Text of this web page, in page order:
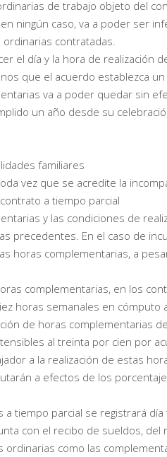
de trabajo objeto del
ningún caso, va a poder ser
contratadas.
el día y la hora de realización
que el acuerdo establezca
va a poder quedar sin
un año desde su
familiares
vez que se acredite la
a tiempo parcial
y las condiciones de
precedentes. En el caso de
horas complementarias, a
complementarias, en los
horas semanales en
de horas complementarias
al treinta por cien por
a la realización de estas
a efectos de los
a tiempo parcial se registrará
con el recibo de sueldos,
ordinarias como las